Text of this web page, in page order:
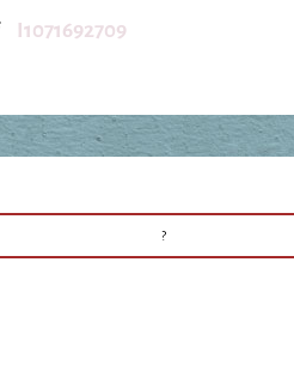
I1071692709
?